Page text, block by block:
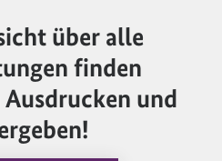
über alle
finden
Ausdrucken und